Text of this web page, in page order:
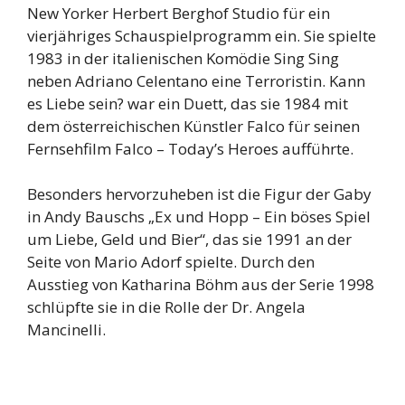
New Yorker Herbert Berghof Studio für ein
vierjähriges Schauspielprogramm ein. Sie spielte
1983 in der italienischen Komödie Sing Sing
neben Adriano Celentano eine Terroristin. Kann
es Liebe sein? war ein Duett, das sie 1984 mit
dem österreichischen Künstler Falco für seinen
Fernsehfilm Falco – Today’s Heroes aufführte.
Besonders hervorzuheben ist die Figur der Gaby
in Andy Bauschs „Ex und Hopp – Ein böses Spiel
um Liebe, Geld und Bier“, das sie 1991 an der
Seite von Mario Adorf spielte. Durch den
Ausstieg von Katharina Böhm aus der Serie 1998
schlüpfte sie in die Rolle der Dr. Angela
Mancinelli.